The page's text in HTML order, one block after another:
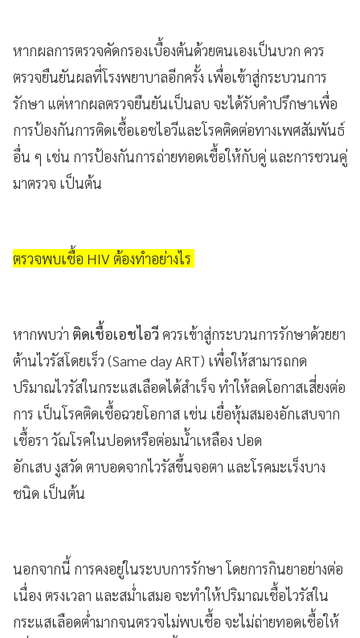
หากผลการตรวจคัดกรองเบื้องต้นด้วยตนเองเป็นบวก ควร
ตรวจยืนยันผลที่โรงพยาบาลอีกครั้ง เพื่อเข้าสู่กระบวนการ
รักษา แต่หากผลตรวจยืนยันเป็นลบ จะได้รับคำปรึกษาเพื่อ
การป้องกันการติดเชื้อเอชไอวีและโรคติดต่อทางเพศสัมพันธ์
อื่น ๆ เช่น การป้องกันการถ่ายทอดเชื้อให้กับคู่ และการชวนคู่
มาตรวจ เป็นต้น
ตรวจพบเชื้อ HIV ต้องทำอย่างไร
หากพบว่า ติดเชื้อเอชไอวี ควรเข้าสู่กระบวนการรักษาด้วยยา
ต้านไวรัสโดยเร็ว (Same day ART) เพื่อให้สามารถกด
ปริมาณไวรัสในกระแสเลือดได้สำเร็จ ทำให้ลดโอกาสเสี่ยงต่อ
การ เป็นโรคติดเชื้อฉวยโอกาส เช่น เยื่อหุ้มสมองอักเสบจาก
เชื้อรา วัณโรคในปอดหรือต่อมน้ำเหลือง ปอด
อักเสบ งูสวัด ตาบอดจากไวรัสขึ้นจอตา และโรคมะเร็งบาง
ชนิด เป็นต้น
นอกจากนี้ การคงอยู่ในระบบการรักษา โดยการกินยาอย่างต่อ
เนื่อง ตรงเวลา และสม่ำเสมอ จะทำให้ปริมาณเชื้อไวรัสใน
กระแสเลือดต่ำมากจนตรวจไม่พบเชื้อ จะไม่ถ่ายทอดเชื้อให้